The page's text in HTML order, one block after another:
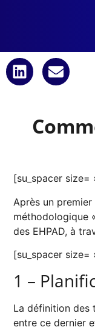
[su_spacer size=
Après un premier
méthodologique
des EHPAD, à
[su_spacer size=
1 –
La définition des
entre ce dernier